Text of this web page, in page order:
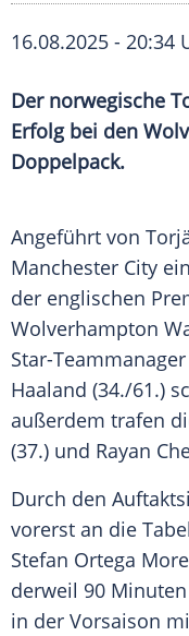
16.08.2025 - 20:34
Der norwegische
Erfolg bei den
Doppelpack.
Angeführt von
Manchester City
der englischen
Wolverhampton
Star-Teammanager
Haaland (34./61.)
außerdem trafen
(37.) und Rayan
Durch den
vorerst an die
Stefan Ortega
derweil 90
in der Vorsaison